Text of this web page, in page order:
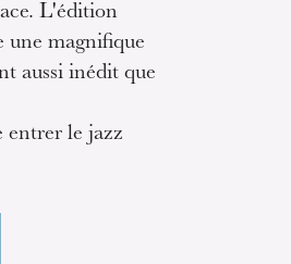
L'édition
une magnifique
aussi inédit que
entrer le jazz